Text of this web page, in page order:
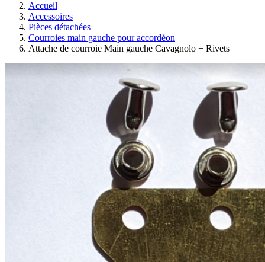
Accueil
Accessoires
Pièces détachées
Courroies main gauche pour accordéon
Attache de courroie Main gauche Cavagnolo + Rivets